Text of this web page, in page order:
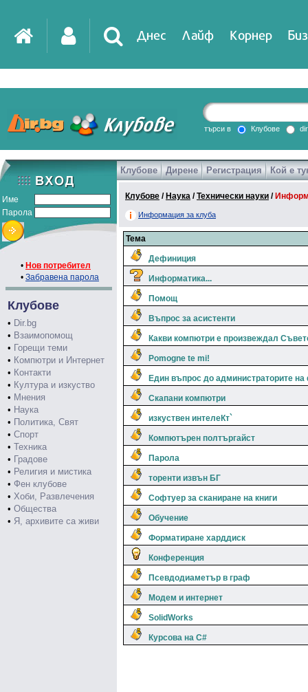
Днес Лайф Корнер
DirTV Impressio
Games
търси в Клубове
Име
Парола
• Нов потребител
• Забравена парола
Клубове
• Dir.bg
• Взаимопомощ
• Горещи теми
• Компютри и Интернет
• Контакти
• Култура и изкуство
• Мнения
• Наука
• Политика, Свят
• Спорт
• Техника
• Градове
• Религия и мистика
• Фен клубове
• Хоби, Развлечения
• Общества
• Я, архивите са живи
Клубове Дирене Регистрация Кой е
Клубове / Наука /Технически науки /
Информация за клуба
Тема
Дефиниция
Информатика...
Помощ
Въпрос за асистенти
Какви компютри е произвеждал
Pomogne te mi!
Един въпрос до администраторите на
Скапани компютри
изкуствен интелеКт`
Компютърен полтъргайст
Парола
торенти извън БГ
Софтуер за сканиране на книги
Обучение
Форматиране харддиск
Конференция
Псевдодиаметър в граф
Модем и интернет
SolidWorks
Курсова на C#